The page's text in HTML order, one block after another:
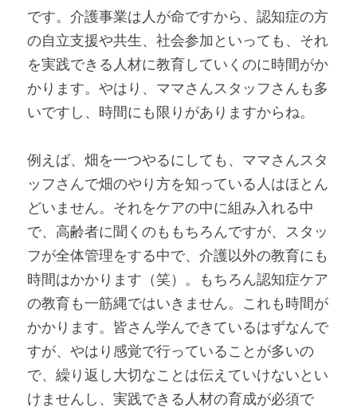
です。介護事業は人が命ですから、認知症の方
の自立支援や共生、社会参加といっても、それ
を実践できる人材に教育していくのに時間がか
かります。やはり、ママさんスタッフさんも多
いですし、時間にも限りがありますからね。
例えば、畑を一つやるにしても、ママさんスタ
ッフさんで畑のやり方を知っている人はほとん
どいません。それをケアの中に組み入れる中
で、高齢者に聞くのももちろんですが、スタッ
フが全体管理をする中で、介護以外の教育にも
時間はかかります（笑）。もちろん認知症ケア
の教育も一筋縄ではいきません。これも時間が
かかります。皆さん学んできているはずなんで
すが、やはり感覚で行っていることが多いの
で、繰り返し大切なことは伝えていけないとい
けませんし、実践できる人材の育成が必須で